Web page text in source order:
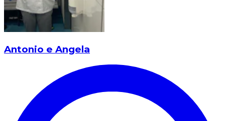
Antonio e Angela